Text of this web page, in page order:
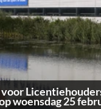
woensdag 25